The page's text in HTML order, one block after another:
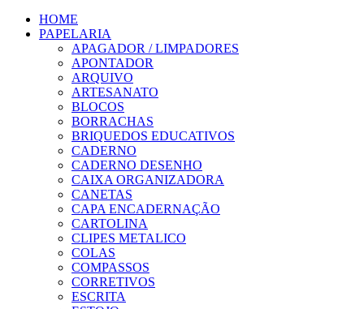
HOME
PAPELARIA
APAGADOR / LIMPADORES
APONTADOR
ARQUIVO
ARTESANATO
BLOCOS
BORRACHAS
BRIQUEDOS EDUCATIVOS
CADERNO
CADERNO DESENHO
CAIXA ORGANIZADORA
CANETAS
CAPA ENCADERNAÇÃO
CARTOLINA
CLIPES METALICO
COLAS
COMPASSOS
CORRETIVOS
ESCRITA